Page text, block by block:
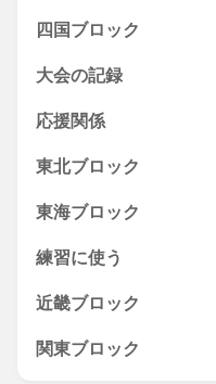
四国ブロック
大会の記録
応援関係
東北ブロック
東海ブロック
練習に使う
近畿ブロック
関東ブロック